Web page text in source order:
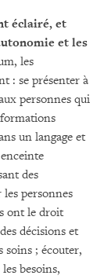
éclairé, et
et les
les
: se présenter à
personnes qui
un langage et
des
personnes
ont le droit
décisions et
soins ; écouter,
besoins,